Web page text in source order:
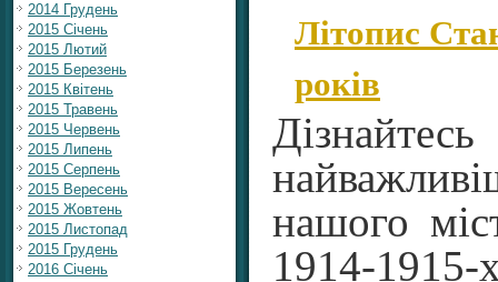
2014 Грудень
2015 Січень
2015 Лютий
2015 Березень
2015 Квітень
2015 Травень
2015 Червень
2015 Липень
2015 Серпень
2015 Вересень
2015 Жовтень
2015 Листопад
2015 Грудень
2016 Січень
Літопис
років
нашого
1914-1915-